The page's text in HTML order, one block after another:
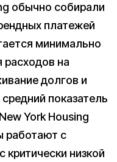
обычно собирали
платежей
минимально
на
долгов и
показатель
New York Housing
работают с
низкой